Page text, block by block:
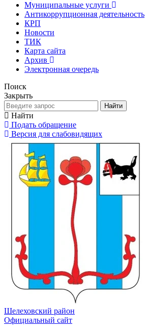
Муниципальные услуги
Антикоррупционная деятельность
КРП
Новости
ТИК
Карта сайта
Архив
Электронная очередь
Поиск
Закрыть
Найти
Найти
Подать обращение
Версия для слабовидящих
Шелеховский район
Официальный сайт